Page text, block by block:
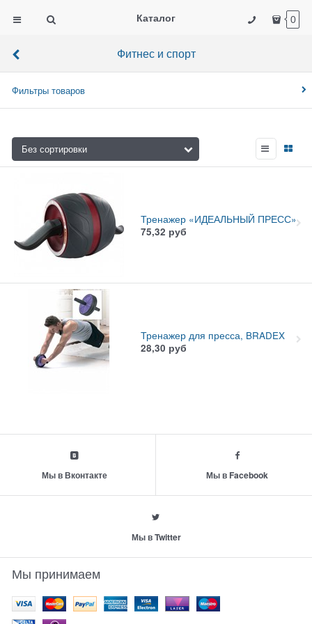
Каталог 0
Фитнес и спорт
Фильтры товаров
Тренажер «ИДЕАЛЬНЫЙ ПРЕСС»
75,32 руб
Тренажер для пресса, BRADEX
28,30 руб
Мы в Вконтакте Мы в Facebook
Мы в Twitter
Мы принимаем